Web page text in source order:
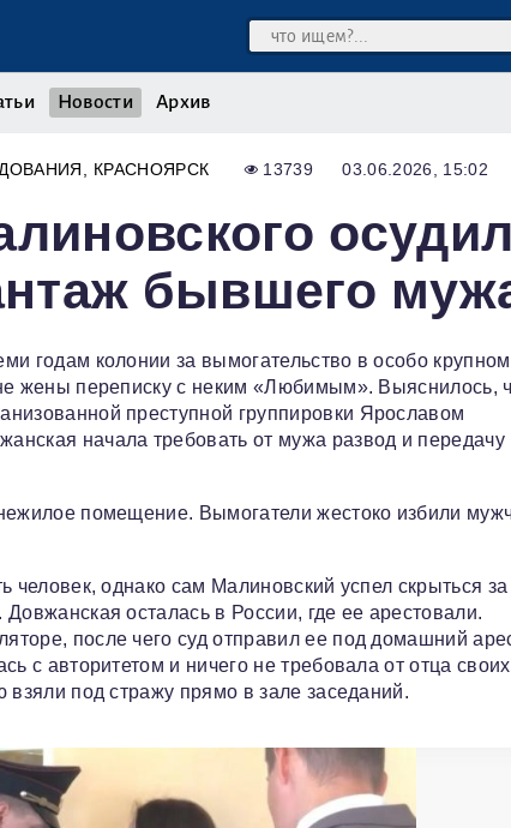
Новости Архив
КРАСНОЯРСК 13739 03.06.2026, 15:02
бывшего
годам колонии за вымогательство в особо крупном
жены переписку с неким «Любимым». Выяснилось,
преступной группировки Ярославом
начала требовать от мужа развод и передачу
помещение. Вымогатели жестоко избили
человек, однако сам Малиновский успел скрыться за
осталась в России, где ее арестовали.
после чего суд отправил ее под домашний
с авторитетом и ничего не требовала от отца
взяли под стражу прямо в зале заседаний.